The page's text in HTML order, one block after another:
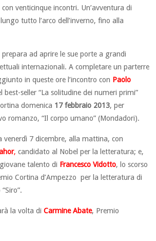
venticinque incontri. Un’avventura di
tutto l’arco dell’inverno, fino alla
prepara ad aprire le sue porte a grandi
internazionali. A completare un parterre
in queste ore l’incontro con Paolo
best-seller “La solitudine dei numeri primi”
domenica 17 febbraio 2013, per
romanzo, “Il corpo umano” (Mondadori).
venerdì 7 dicembre, alla mattina, con
, candidato al Nobel per la letteratura; e,
talento di Francesco Vidotto, lo scorso
Cortina d’Ampezzo per la letteratura di
la volta diCarmine Abate, Premio